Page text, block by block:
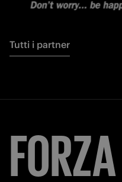
Tutti i partner
FORZA